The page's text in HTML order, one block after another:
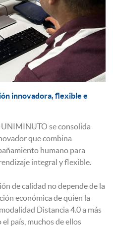
innovadora, flexible e
se consolida
que combina
humano para
integral y flexible.
de calidad no depende de la
económica de quien la
Distancia 4.0 a más
país, muchos de ellos